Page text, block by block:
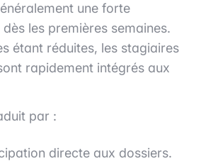
une forte
les premières semaines.
étant réduites, les stagiaires
rapidement intégrés aux
par :
directe aux dossiers.